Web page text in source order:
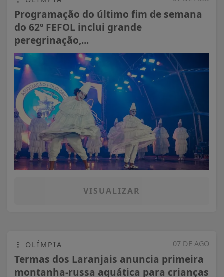
Programação do último fim de semana
do 62º FEFOL inclui grande
peregrinação,...
VISUALIZAR
07 DE AGO
OLÍMPIA
Termas dos Laranjais anuncia primeira
montanha-russa aquática para crianças